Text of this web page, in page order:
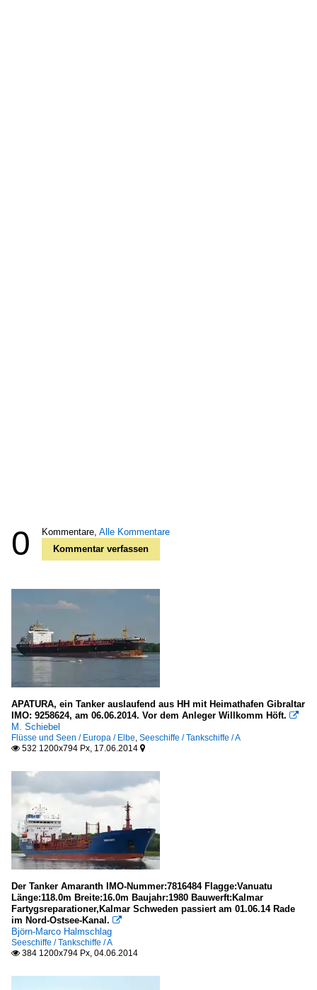
0 Kommentare, Alle Kommentare
Kommentar verfassen
APATURA, ein Tanker auslaufend aus HH mit Heimathafen Gibraltar
IMO: 9258624, am 06.06.2014. Vor dem Anleger Willkomm Höft. 
M. Schiebel
Flüsse und Seen / Europa / Elbe, Seeschiffe / Tankschiffe / A
 532 1200x794 Px, 17.06.2014 
Der Tanker Amaranth IMO-Nummer:7816484 Flagge:Vanuatu
Länge:118.0m Breite:16.0m Baujahr:1980 Bauwerft:Kalmar
Fartygsreparationer,Kalmar Schweden passiert am 01.06.14 Rade
im Nord-Ostsee-Kanal. 
Björn-Marco Halmschlag
Seeschiffe / Tankschiffe / A
 384 1200x794 Px, 04.06.2014